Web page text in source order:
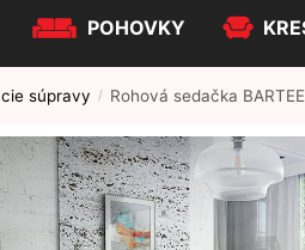
POHOVKY
súpravy / Rohová sedačka